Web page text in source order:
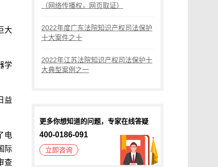
大
学
益
电
际
查
（网络传播权，网页取证）
2022年度广东法院知识产权司法保护
十大案件之十
2022年江苏法院知识产权司法保护十
大典型案例之一
更多你想知道的问题，专家在线答疑
400-0186-091
立即咨询